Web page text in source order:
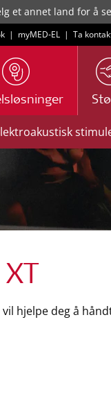
et annet land for å
| myMED‑EL | Ta
hjelpe deg å